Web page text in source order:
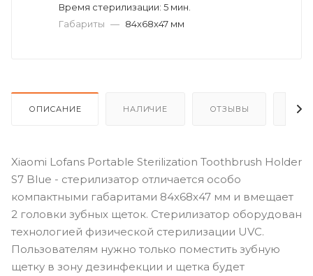
Время стерилизации: 5 мин.
Габариты — 84x68x47 мм
ОПИСАНИЕ НАЛИЧИЕ ОТЗЫВЫ
Xiaomi Lofans Portable Sterilization Toothbrush Holder
S7 Blue - стерилизатор отличается особо
компактными габаритами 84x68x47 мм и вмещает
2 головки зубных щеток. Стерилизатор оборудован
технологией физической стерилизации UVC.
Пользователям нужно только поместить зубную
щетку в зону дезинфекции и щетка будет